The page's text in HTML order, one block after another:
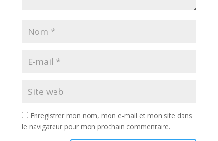
Enregistrer mon nom, mon e-mail et mon site dans
le navigateur pour mon prochain commentaire.